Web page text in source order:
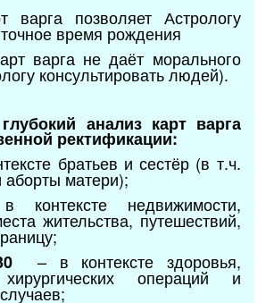
варга позволяет Астрологу
время рождения
варга не даёт морального
консультировать людей).
анализ карт варга
ректификации:
братьев и сестёр (в т.ч.
матери);
недвижимости,
жительства, путешествий,
– в контексте здоровья,
операций и